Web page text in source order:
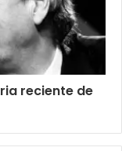
reciente de